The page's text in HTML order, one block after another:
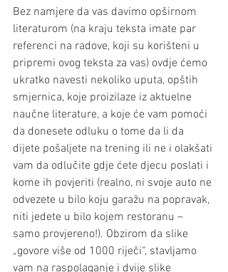
Bez namjere da vas davimo opširnom
literaturom (na kraju teksta imate par
referenci na radove, koji su korišteni u
pripremi ovog teksta za vas) ovdje ćemo
ukratko navesti nekoliko uputa, opštih
smjernica, koje proizilaze iz aktuelne
naučne literature, a koje će vam pomoći
da donesete odluku o tome da li da
dijete pošaljete na trening ili ne i olakšati
vam da odlučite gdje ćete djecu poslati i
kome ih povjeriti (realno, ni svoje auto ne
odvezete u bilo koju garažu na popravak,
niti jedete u bilo kojem restoranu –
samo provjereno!). Obzirom da slike
„govore više od 1000 riječi“, stavljamo
vam na raspolaganje i dvije slike